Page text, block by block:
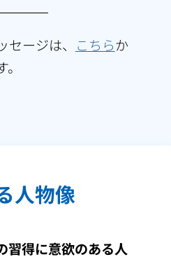
ージは、 こちらか
人物像
習得に意欲のある人